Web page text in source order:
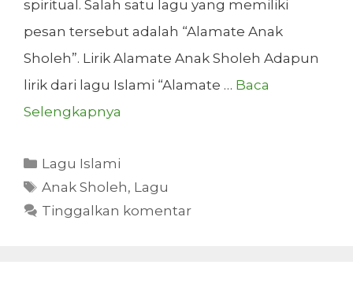
spiritual. Salah satu lagu yang memiliki
pesan tersebut adalah “Alamate Anak
Sholeh”. Lirik Alamate Anak Sholeh Adapun
lirik dari lagu Islami “Alamate … Baca
Selengkapnya
Kategori
Lagu Islami
Tag
Anak Sholeh, Lagu
Tinggalkan komentar